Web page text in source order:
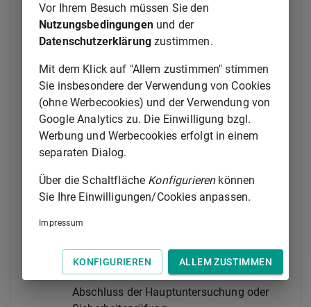
Zulassungsverordnung genannten Daten an das
Kraftfahrt-Bundesamt zur Speicherung im Zentralen
Fahrzeugregister zu übermitteln. Darüber hinaus
müssen die zur Durchführung von
Hauptuntersuchungen nach § 29 berechtigten
Personen nach Abschluss einer Hauptuntersuchung
die in § 61 Absatz 2 der Fahrzeug-
Zulassungsverordnung genannten Daten an das
Kraftfahrt-Bundesamt zur Speicherung im Zentralen
Übermittlung hat
Anlage VIII Nummer 3.1.4.4 oder 3.2.3.3
sonst unverzüglich, spätestens aber
innerhalb von zwei Wochen nach
Abschluss der Hauptuntersuchung oder
Vor Ihrem Besuch müssen Sie den
Nutzungsbedingungenund der
Datenschutzerklärung zustimmen.
Mit dem Klick auf "Allem zustimmen" stimmen
Sie insbesondere der Verwendung von Cookies
(ohne Werbecookies) und der Verwendung von
Google Analytics zu. Die Einwilligung bzgl.
Werbung und Werbecookies erfolgt in einem
separaten Dialog.
Über die Schaltfläche Konfigurierenkönnen
Sie Ihre Einwilligungen/Cookies anpassen.
Impressum
KONFIGURIEREN ALLEM ZUSTIMMEN